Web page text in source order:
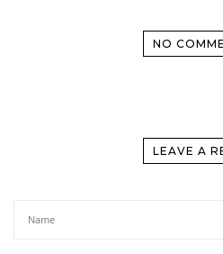
NO
LEAVE A